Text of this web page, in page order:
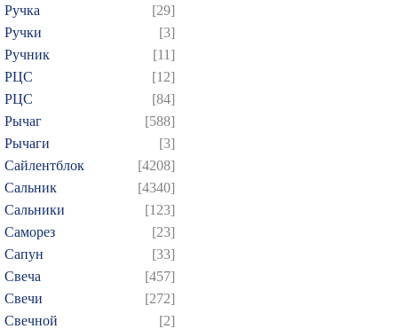
Ручка
[29]
Ручки
[3]
Ручник
[11]
РЦC
[12]
РЦС
[84]
Рычаг
[588]
Рычаги
[3]
Сайлентблок
[4208]
Сальник
[4340]
Сальники
[123]
Саморез
[23]
Сапун
[33]
Свеча
[457]
Свечи
[272]
Свечной
[2]